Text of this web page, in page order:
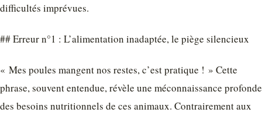
difficultés imprévues.
## Erreur n°1 : L’alimentation inadaptée, le piège silencieux
« Mes poules mangent nos restes, c’est pratique ! » Cette
phrase, souvent entendue, révèle une méconnaissance profonde
des besoins nutritionnels de ces animaux. Contrairement aux